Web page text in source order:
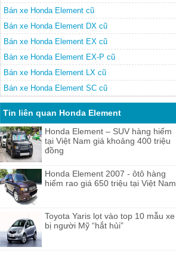
Bán xe Honda Element cũ
Bán xe Honda Element DX cũ
Bán xe Honda Element EX cũ
Bán xe Honda Element EX-P cũ
Bán xe Honda Element LX cũ
Bán xe Honda Element SC cũ
Tin liên quan Honda Element
Honda Element – SUV hàng hiếm
tại Việt Nam giá khoảng 400 triệu
đồng
Honda Element 2007 - ôtô hàng
hiếm rao giá 650 triệu tại Việt Nam
Toyota Yaris lọt vào top 10 mẫu xe
bị người Mỹ “hắt hủi”